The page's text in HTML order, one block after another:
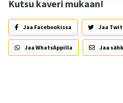
Kutsu kaveri mukaan!
Jaa Facebookissa Jaa
Jaa WhatsAppilla Jaa